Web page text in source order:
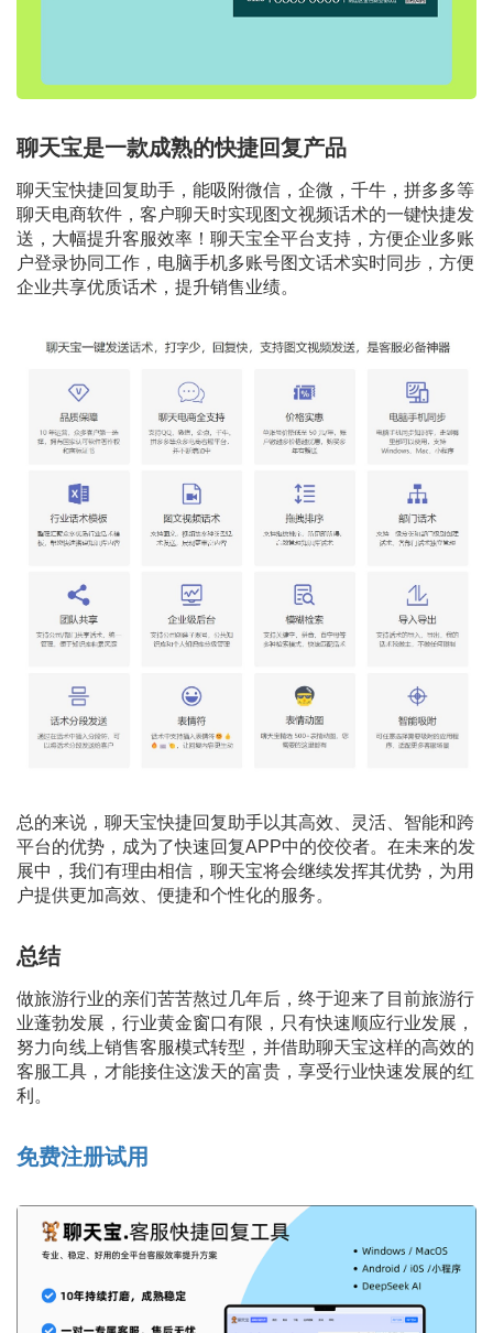
聊天宝是一款成熟的快捷回复产品
聊天宝快捷回复助手，能吸附微信，企微，千牛，拼多多等
聊天电商软件，客户聊天时实现图文视频话术的一键快捷发
送，大幅提升客服效率！聊天宝全平台支持，方便企业多账
户登录协同工作，电脑手机多账号图文话术实时同步，方便
企业共享优质话术，提升销售业绩。
总的来说，聊天宝快捷回复助手以其高效、灵活、智能和跨
平台的优势，成为了快速回复APP中的佼佼者。在未来的发
展中，我们有理由相信，聊天宝将会继续发挥其优势，为用
户提供更加高效、便捷和个性化的服务。
总结
做旅游行业的亲们苦苦熬过几年后，终于迎来了目前旅游行
业蓬勃发展，行业黄金窗口有限，只有快速顺应行业发展，
努力向线上销售客服模式转型，并借助聊天宝这样的高效的
客服工具，才能接住这泼天的富贵，享受行业快速发展的红
利。
免费注册试用